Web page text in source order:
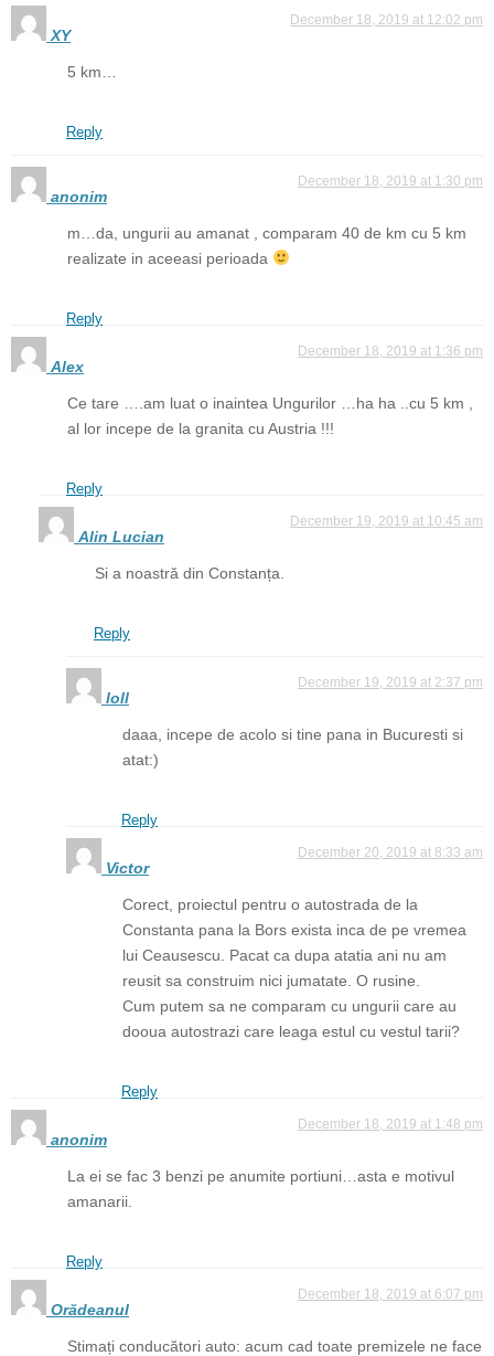
XY
December 18, 2019 at 12:02 pm
5 km…
Reply
anonim
December 18, 2019 at 1:30 pm
m…da, ungurii au amanat , comparam 40 de km cu 5 km
realizate in aceeasi perioada
Reply
Alex
December 18, 2019 at 1:36 pm
Ce tare ….am luat o inaintea Ungurilor …ha ha ..cu 5 km ,
al lor incepe de la granita cu Austria !!!
Reply
Alin Lucian
December 19, 2019 at 10:45 am
Si a noastră din Constanța.
Reply
loll
December 19, 2019 at 2:37 pm
daaa, incepe de acolo si tine pana in Bucuresti si
atat:)
Reply
Victor
December 20, 2019 at 8:33 am
Corect, proiectul pentru o autostrada de la
Constanta pana la Bors exista inca de pe vremea
lui Ceausescu. Pacat ca dupa atatia ani nu am
reusit sa construim nici jumatate. O rusine.
Cum putem sa ne comparam cu ungurii care au
dooua autostrazi care leaga estul cu vestul tarii?
Reply
anonim
December 18, 2019 at 1:48 pm
La ei se fac 3 benzi pe anumite portiuni…asta e motivul
amanarii.
Reply
Orădeanul
December 18, 2019 at 6:07 pm
Stimați conducători auto: acum cad toate premizele ne face